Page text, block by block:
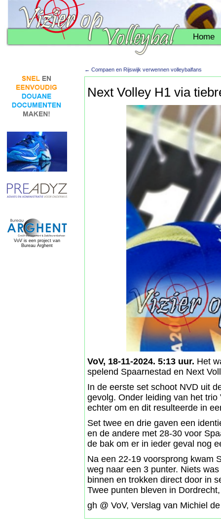
Home
VoV is een project van
Bureau Arghent
← Compaen en Rijswijk verwennen volleybalfans
Next Volley H1 via
VoV, 18-11-2024. 5:13 uur. Het
spelend Spaarnestad en Next
In de eerste set schoot NVD uit
gevolg. Onder leiding van het
echter om en dit resulteerde in
Set twee en drie gaven een
en de andere met 28-30 voor
de bak om er in ieder geval nog
Na een 22-19 voorsprong kwam
weg naar een 3 punter. Niets
binnen en trokken direct door in
Twee punten bleven in
gh @ VoV, Verslag van Michiel